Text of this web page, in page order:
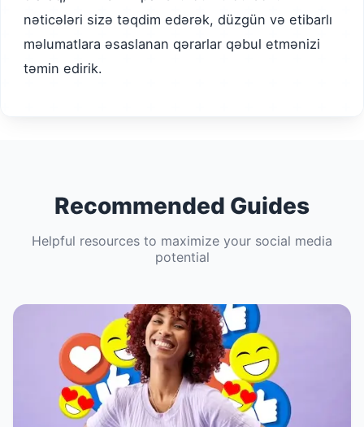
nəticələri sizə təqdim edərək, düzgün və etibarlı
məlumatlara əsaslanan qərarlar qəbul etmənizi
təmin edirik.
Recommended Guides
Helpful resources to maximize your social media
potential